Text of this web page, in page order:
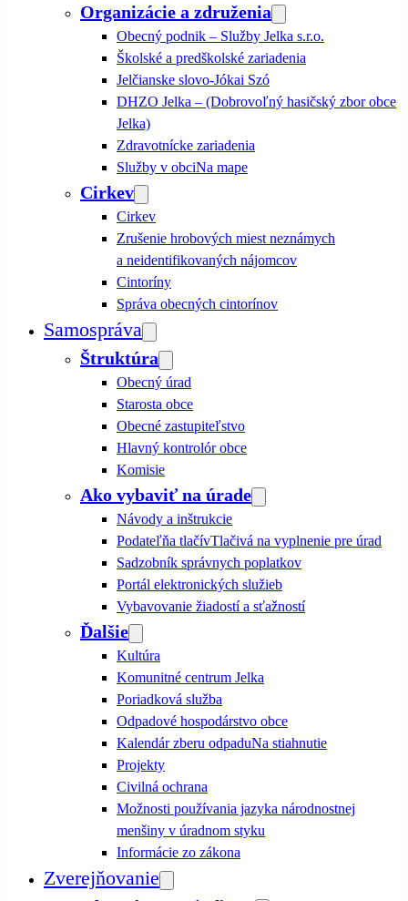
Organizácie a združenia
Obecný podnik – Služby Jelka s.r.o.
Školské a predškolské zariadenia
Jelčianske slovo-Jókai Szó
DHZO Jelka – (Dobrovoľný hasičský zbor obce
Jelka)
Zdravotnícke zariadenia
Služby v obciNa mape
Cirkev
Cirkev
Zrušenie hrobových miest neznámych
a neidentifikovaných nájomcov
Cintoríny
Správa obecných cintorínov
Samospráva
Štruktúra
Obecný úrad
Starosta obce
Obecné zastupiteľstvo
Hlavný kontrolór obce
Komisie
Ako vybaviť na úrade
Návody a inštrukcie
Podateľňa tlačívTlačivá na vyplnenie pre úrad
Sadzobník správnych poplatkov
Portál elektronických služieb
Vybavovanie žiadostí a sťažností
Ďalšie
Kultúra
Komunitné centrum Jelka
Poriadková služba
Odpadové hospodárstvo obce
Kalendár zberu odpaduNa stiahnutie
Projekty
Civilná ochrana
Možnosti používania jazyka národnostnej
menšiny v úradnom styku
Informácie zo zákona
Zverejňovanie